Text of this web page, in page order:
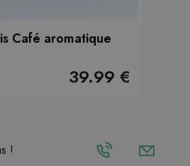
Café aromatique
39.99 €
!